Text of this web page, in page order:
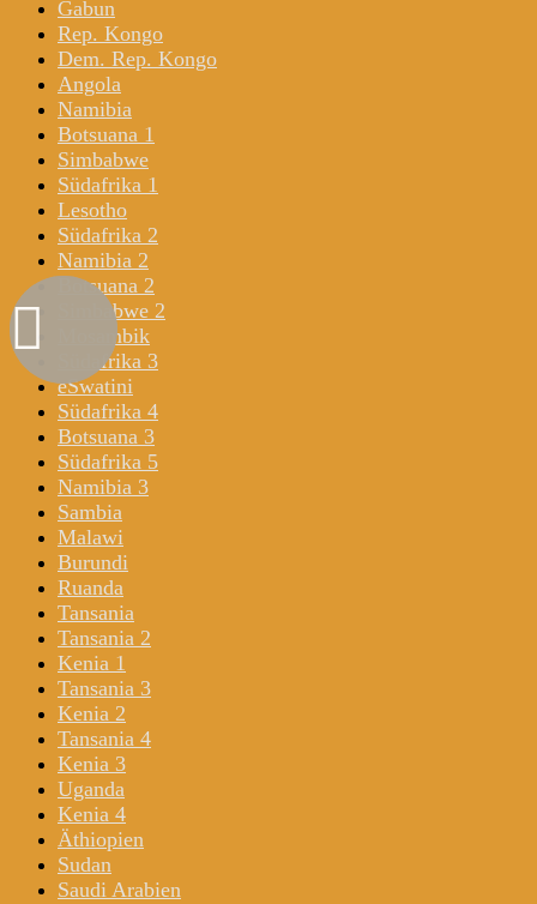
Gabun
Rep. Kongo
Dem. Rep. Kongo
Angola
Namibia
Botsuana 1
Simbabwe
Südafrika 1
Lesotho
Südafrika 2
Namibia 2
Botsuana 2
Simbabwe 2
Mosambik
Südafrika 3
eSwatini
Südafrika 4
Botsuana 3
Südafrika 5
Namibia 3
Sambia
Malawi
Burundi
Ruanda
Tansania
Tansania 2
Kenia 1
Tansania 3
Kenia 2
Tansania 4
Kenia 3
Uganda
Kenia 4
Äthiopien
Sudan
Saudi Arabien